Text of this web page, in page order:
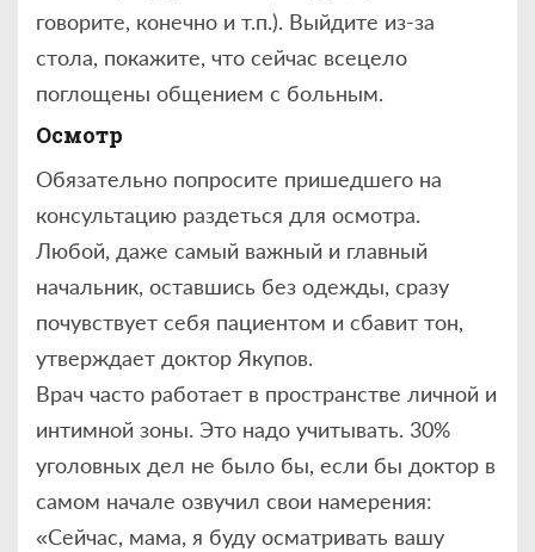
говорите, конечно и т.п.). Выйдите из-за
стола, покажите, что сейчас всецело
поглощены общением с больным.
Осмотр
Обязательно попросите пришедшего на
консультацию раздеться для осмотра.
Любой, даже самый важный и главный
начальник, оставшись без одежды, сразу
почувствует себя пациентом и сбавит тон,
утверждает доктор Якупов.
Врач часто работает в пространстве личной и
интимной зоны. Это надо учитывать. 30%
уголовных дел не было бы, если бы доктор в
самом начале озвучил свои намерения:
«Сейчас, мама, я буду осматривать вашу